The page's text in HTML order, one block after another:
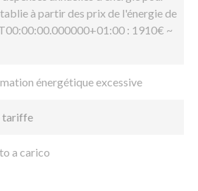
à partir des prix de l'énergie de
: 1910€ ~
énergétique excessive
tariffe
a carico